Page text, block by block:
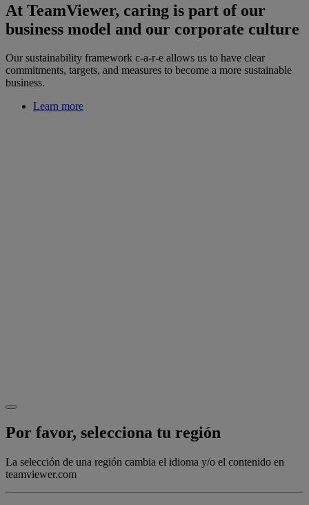
At TeamViewer, caring is part of our
business model and our corporate culture
Our sustainability framework c-a-r-e allows us to have clear
commitments, targets, and measures to become a more sustainable
business.
Learn more
Por favor, selecciona tu región
La selección de una región cambia el idioma y/o el contenido en
teamviewer.com